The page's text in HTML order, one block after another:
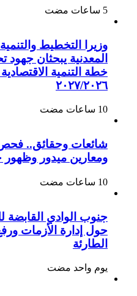
وزيرا التخطيط
المعدنية يبحثان
خطة التنمية
٢٠٢٧/٢٠٢٦
شائعات وحقائق..
ومعارين ميدور
جنوب الوادي القابضة
حول إدارة الأزمات
الطارئة
‏يوم واحد مضت